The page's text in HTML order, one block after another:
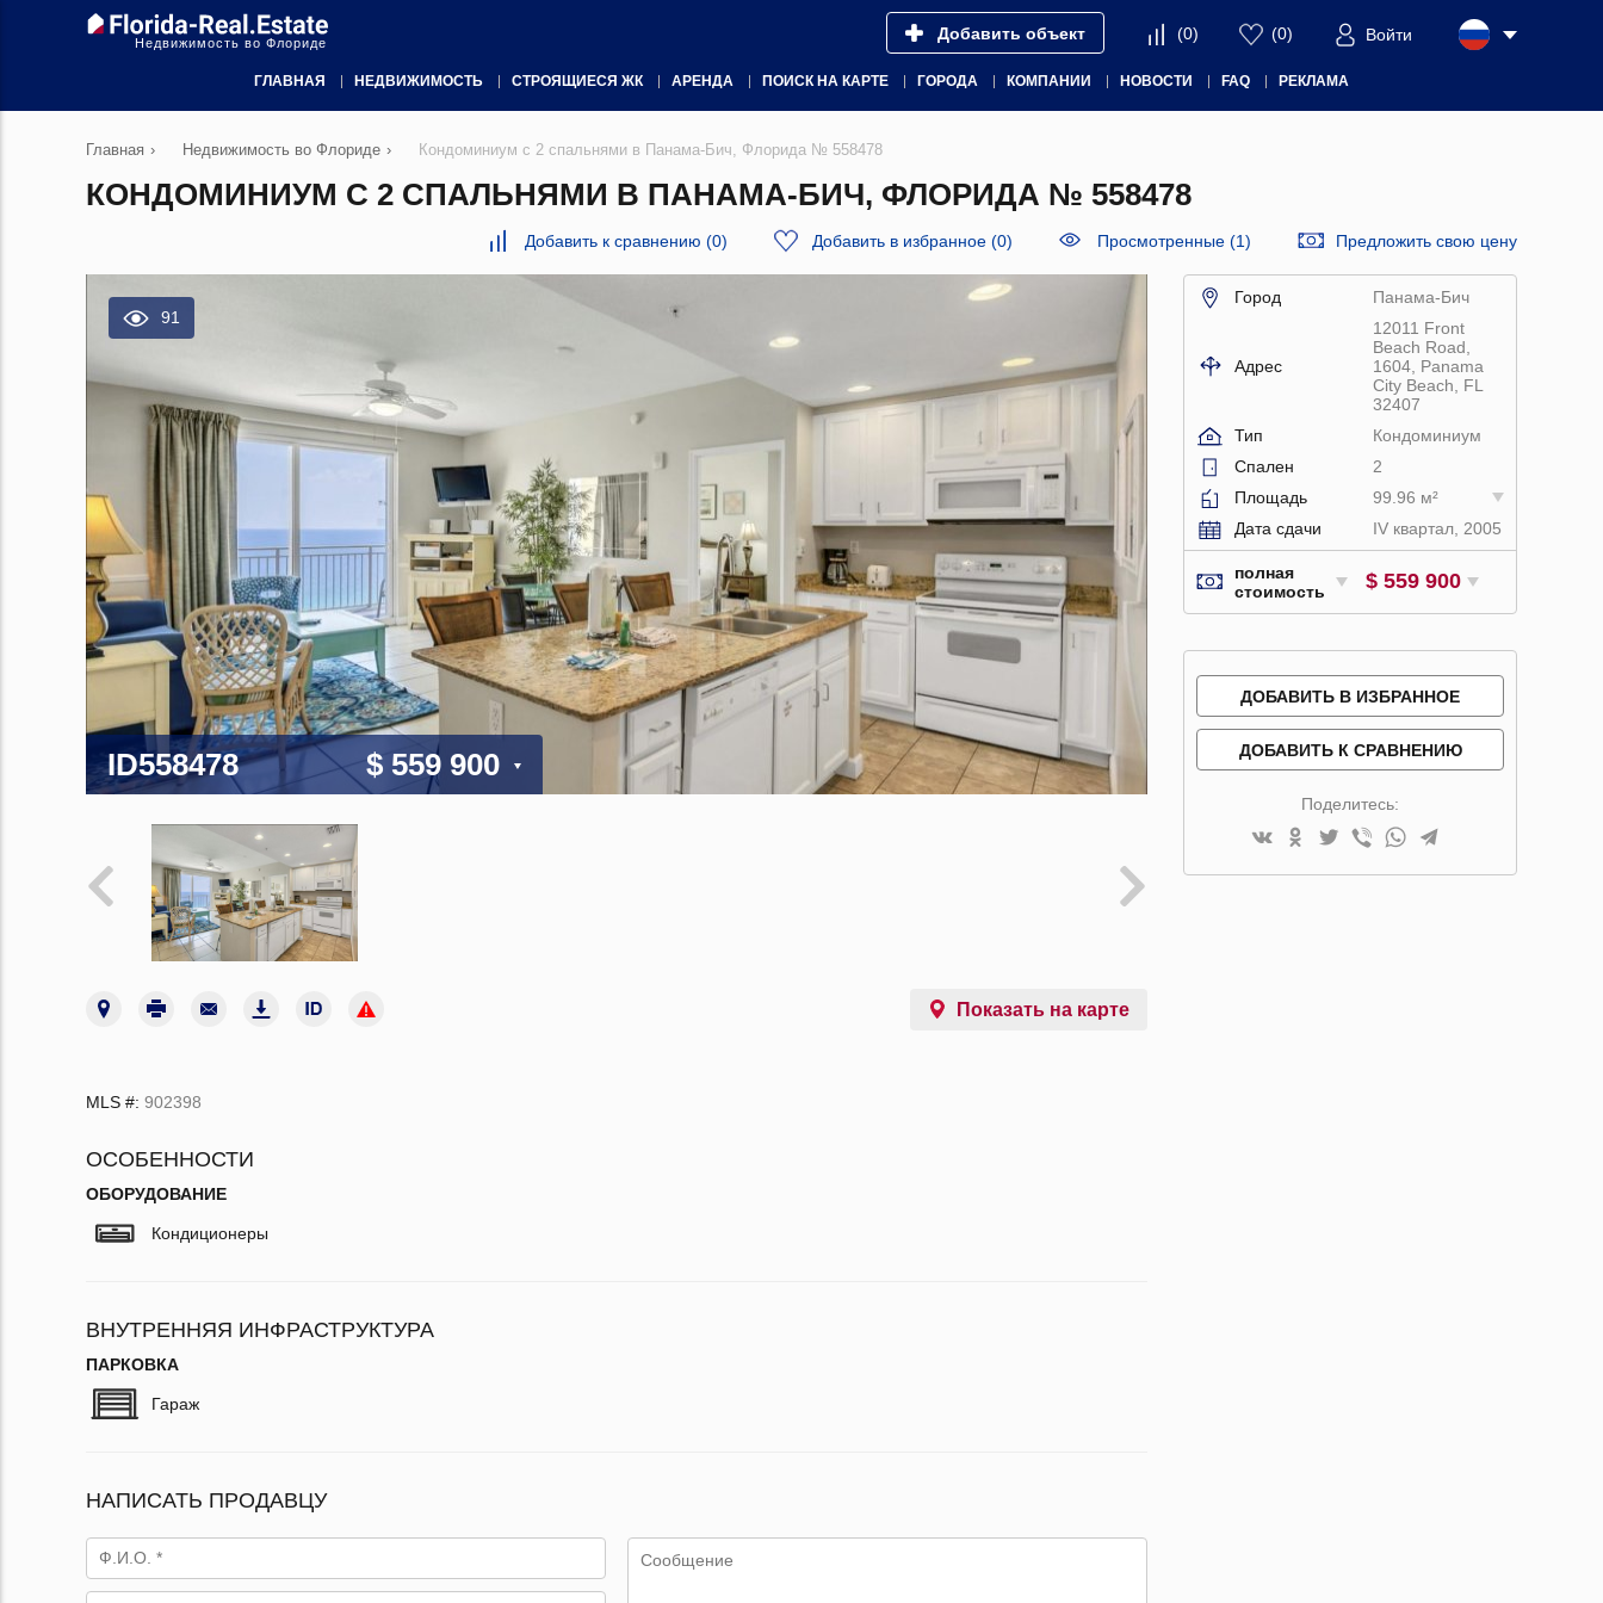
Недвижимость во Флориде Добавить объект (0) (0) Войти
ГЛАВНАЯ НЕДВИЖИМОСТЬ СТРОЯЩИЕСЯ ЖК АРЕНДА ПОИСК НА КАРТЕ ГОРОДА КОМПАНИИ НОВОСТИ FAQ РЕКЛАМА
Главная › Недвижимость во Флориде › Кондоминиум с 2 спальнями в Панама-Бич, Флорида № 558478
КОНДОМИНИУМ С 2 СПАЛЬНЯМИ В ПАНАМА-БИЧ, ФЛОРИДА № 558478
Добавить к сравнению (0) Добавить в избранное (0) Просмотренные (1) Предложить свою цену
91
ID558478 $ 559 900
Показать на карте
MLS #: 902398
ОСОБЕННОСТИ
ОБОРУДОВАНИЕ
Кондиционеры
ВНУТРЕННЯЯ ИНФРАСТРУКТУРА
ПАРКОВКА
Гараж
НАПИСАТЬ ПРОДАВЦУ
Город Панама-Бич
Адрес
12011 Front
Beach Road,
1604, Panama
City Beach, FL
32407
Тип
Кондоминиум
Спален
2
Площадь
99.96 м²
Дата сдачи
IV квартал, 2005
полная
стоимость
$ 559 900
ДОБАВИТЬ В ИЗБРАННОЕ
ДОБАВИТЬ К СРАВНЕНИЮ
Поделитесь: